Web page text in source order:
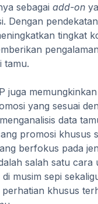
sebagai add-on
Dengan
tingkat
tamu.
juga
yang sesuai
data
promosi khusus
berfokus pada
salah satu cara
musim sepi
khusus